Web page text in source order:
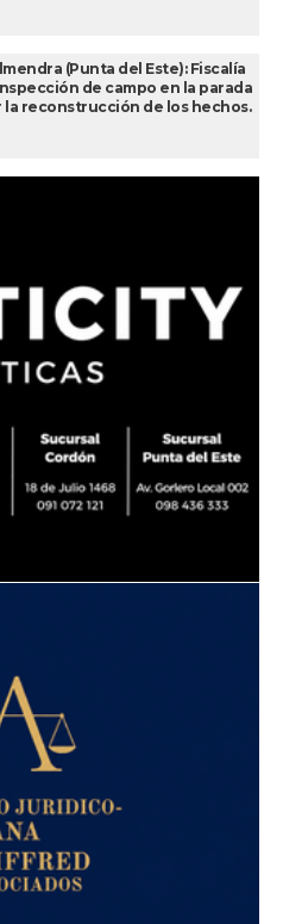
(Punta del Este): Fiscalía
de campo en la parada
la reconstrucción de los hechos.